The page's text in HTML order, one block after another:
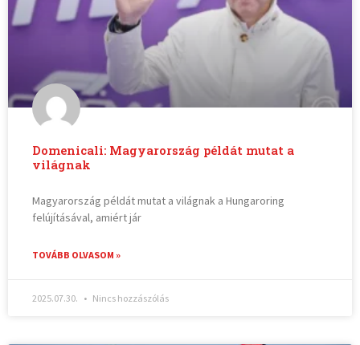
Domenicali: Magyarország példát mutat a
világnak
Magyarország példát mutat a világnak a Hungaroring
felújításával, amiért jár
TOVÁBB OLVASOM »
2025.07.30. Nincs hozzászólás